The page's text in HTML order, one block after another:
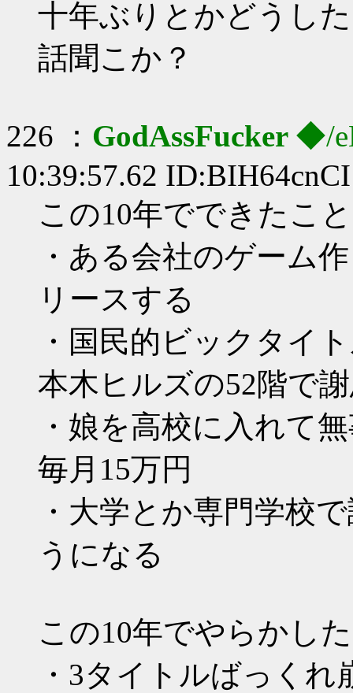
十年ぶりとかどうし
話聞こか？
226 ： GodAssFucker ◆/
10:39:57.62 ID:BIH64cnCI
この10年でできたこと
・ある会社のゲーム
リースする
・国民的ビックタイ
本木ヒルズの52階で
・娘を高校に入れて
毎月15万円
・大学とか専門学校
うになる
この10年でやらかし
・3タイトルばっくれ